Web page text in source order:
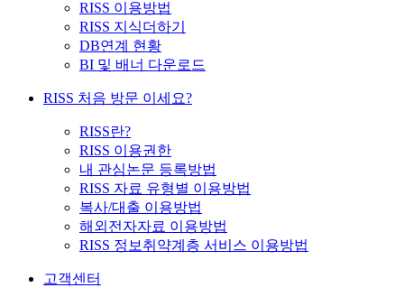
RISS 이용방법
RISS 지식더하기
DB연계 현황
BI 및 배너 다운로드
RISS 처음 방문 이세요?
RISS란?
RISS 이용권한
내 관심논문 등록방법
RISS 자료 유형별 이용방법
복사/대출 이용방법
해외전자자료 이용방법
RISS 정보취약계층 서비스 이용방법
고객센터